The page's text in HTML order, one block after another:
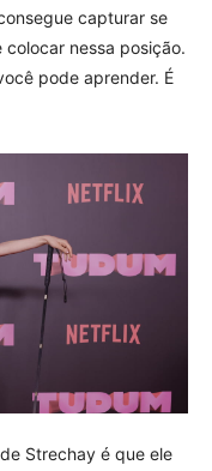
capturar se
nessa posição.
pode aprender. É
Strechay é que ele